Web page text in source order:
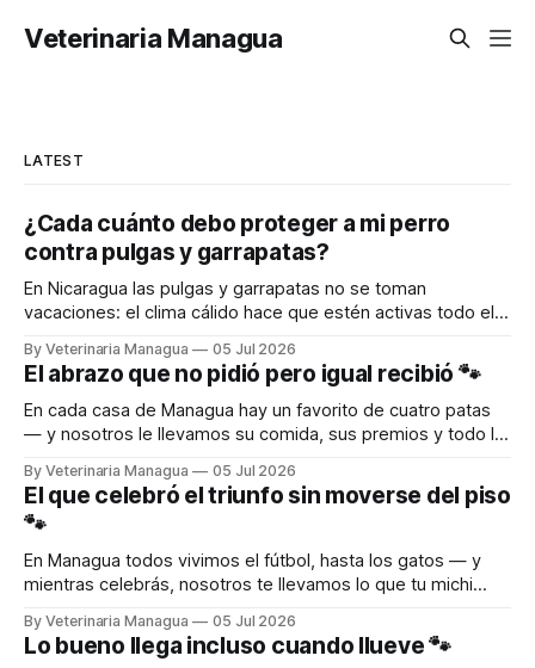
Veterinaria Managua
LATEST
¿Cada cuánto debo proteger a mi perro
contra pulgas y garrapatas?
En Nicaragua las pulgas y garrapatas no se toman
vacaciones: el clima cálido hace que estén activas todo el
sola vez, sino una rutina. La buena noticia es que hoy
protegerlo es más fácil que nunca. Existen
By Veterinaria Managua 05 Jul 2026
El abrazo que no pidió pero igual recibió 🐾
En cada casa de Managua hay un favorito de cuatro patas
— y nosotros le llevamos su comida, sus premios y todo lo
recibilo directo en tu puerta. 🛵 DELIVERY A TODA
MANAGUA 📱 WhatsApp: 8690-9787
By Veterinaria Managua 05 Jul 2026
El que celebró el triunfo sin moverse del piso
🐾
En Managua todos vivimos el fútbol, hasta los gatos — y
mientras celebrás, nosotros te llevamos lo que tu michi
directo en tu puerta. 🛵 DELIVERY A TODA MANAGUA 📱
WhatsApp: 8690-9787 🌐 www.veterinariamanagua.com
By Veterinaria Managua 05 Jul 2026
Lo bueno llega incluso cuando llueve 🐾